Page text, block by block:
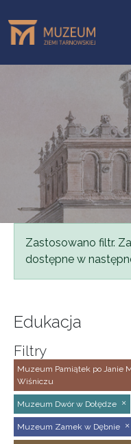
Komunikat
Zastosowano filtr.
dostępne w
Edukacja
Filtry
Muzeum Pamiątek po Janie
Wiśniczu
Muzeum Dwór w Dołędze
Muzeum Zamek w Dębnie